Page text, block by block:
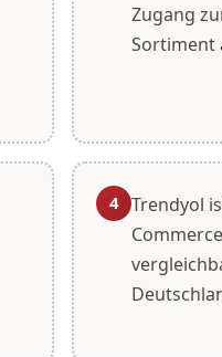
Zugang
Sortiment
4 Trendyol